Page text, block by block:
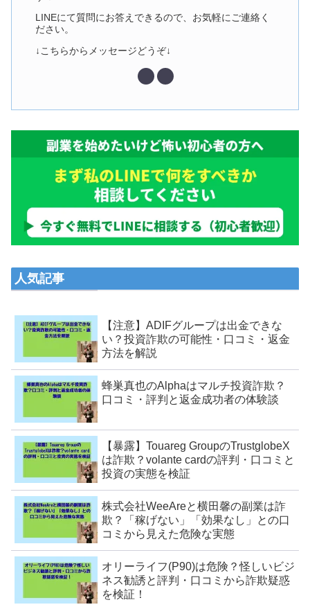
LINEにて質問にお答えできるので、お気軽にご連絡く
ださい。
↓こちらからメッセージどうぞ↓
人気記事
【注意】ADIFグループは出金できな
い？投資詐欺の可能性・口コミ・返金
方法を解説
蜂巣真也のAlphaはマルチ投資詐欺？
口コミ・評判と返金成功者の体験談
【暴露】Touareg GroupのTrustglobeX
は詐欺？volante cardの評判・口コミと
投資の実態を検証
株式会社WeeAreと横田馨の副業は詐
欺？「稼げない」「効果なし」との口
コミから見えた危険な実態
オリーライフ(P90)は危険？怪しいビジ
ネス勧誘と評判・口コミから詐欺疑惑
を検証！